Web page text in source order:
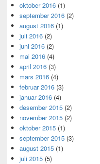
oktober 2016 (1)
september 2016 (2)
august 2016 (1)
juli 2016 (2)
juni 2016 (2)
mai 2016 (4)
april 2016 (3)
mars 2016 (4)
februar 2016 (3)
januar 2016 (4)
desember 2015 (2)
november 2015 (2)
oktober 2015 (1)
september 2015 (3)
august 2015 (1)
juli 2015 (5)